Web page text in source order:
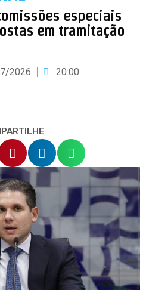
especiais
em tramitação
2026 20:00